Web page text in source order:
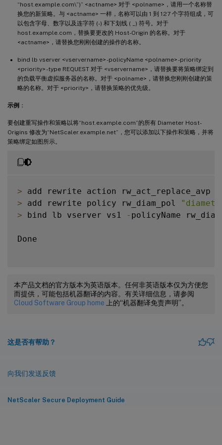
“host.example.com\”)” <actname> 对于 <polname>，请用一个名称替
换您的新策略。与 <actname> 一样，名称可以由 1 到 127 个字符组成，可
以包含字母、数字以及连字符 (-) 和下划线 ( _) 符号。对于
host.example.com，替换要更改的 Host-Origin 的名称。对于
<actname>，请替换您刚刚创建的操作的名称。
bind lb vserver <vservername> -policyName <polname> -priority
<priority> -type REQUEST 对于 <vservername>，请替换要将策略绑定到
的负载平衡虚拟服务器的名称。对于 <polname>，请替换您刚刚创建的策
略的名称。对于 <priority>，请替换策略的优先级。
示例 ：
要创建重写操作和策略以将“host.example.com”的所有 Diameter Host-
Origins 修改为“NetScaler.example.net”，您可以添加以下操作和策略，并将
策略绑定如图所示。
> add rewrite action rw_act_replace_avp
> add rewrite policy rw_diam_pol
> bind lb vserver vs1 - policyName
Done
本产品文档的官方版本为英语版本。任何非英语版本仅为方便您
而提供，可能包括机器翻译的内容。有关详细信息，请参阅
Cloud Software Group home 上的“机器翻译免责声明”。
这是否有帮助？
向我们发送反馈
NetScaler Secure Deployment Guide